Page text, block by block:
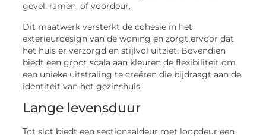
gevel, ramen, of voordeur.
Dit maatwerk versterkt de cohesie in het
exterieurdesign van de woning en zorgt ervoor dat
het huis er verzorgd en stijlvol uitziet. Bovendien
biedt een groot scala aan kleuren de flexibiliteit om
een unieke uitstraling te creëren die bijdraagt aan de
identiteit van het gezinshuis.
Lange levensduur
Tot slot biedt een sectionaaldeur met loopdeur een